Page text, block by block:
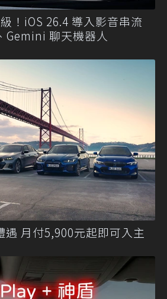
！iOS 26.4 導入影音串流
Gemini 聊天機器人
遇 月付5,900元起即可入主